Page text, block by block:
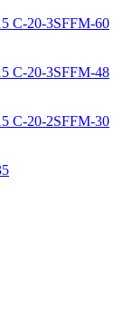
C-20-3SFFM-60
C-20-3SFFM-48
C-20-2SFFM-30